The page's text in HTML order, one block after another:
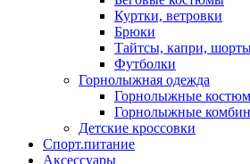
Куртки, ветровки
Брюки
Тайтсы, капри,
Футболки
Горнолыжная одежда
Горнолыжные
Горнолыжные
Детские кроссовки
Спорт.питание
Аксессуары